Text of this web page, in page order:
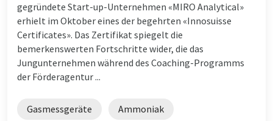
gegründete Start-up-Unternehmen «MIRO Analytical»
erhielt im Oktober eines der begehrten «Innosuisse
Certificates». Das Zertifikat spiegelt die
bemerkenswerten Fortschritte wider, die das
Jungunternehmen während des Coaching-Programms
der Förderagentur ...
Gasmessgeräte Ammoniak